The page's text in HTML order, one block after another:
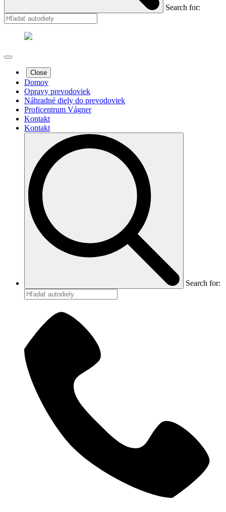
Search for:
Close
Domov
Opravy prevodoviek
Náhradné diely do prevodoviek
Proficentrum Vágner
Kontakt
Kontakt
Search for: